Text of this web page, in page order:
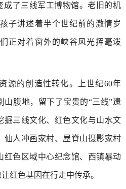
成了三线军工博物馆。老旧的机
子讲述着半个世纪前的激情岁
正对着窗外的峡谷风光挥毫泼
源的创造性转化。上世纪60年
腹地，留下了宝贵的“三线”遗
掘三线文化、红色文化与山水文
仙人冲画家村、屋脊山摄影家村
红色区域中心纪念馆、西镇暴动
红色基因在行走中传承。